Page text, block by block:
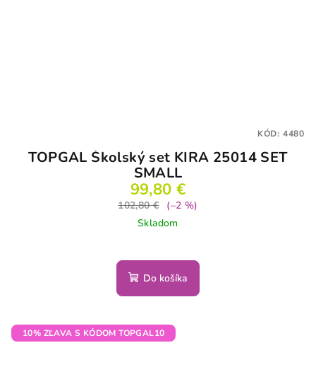
TOPGAL Školský set KIRA 25014 SET
SMALL
99,80 €
102,80 €
(–2 %)
Skladom
Do košíka
KÓD: 4480
10% ZĽAVA S KÓDOM TOPGAL10